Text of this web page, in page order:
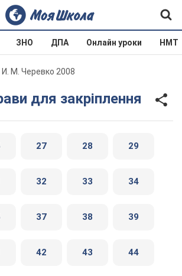
ЗНО ДПА Онлайн уроки НМТ
И. М. Черевко 2008
для закріплення
27 28 29
32 33 34
37 38 39
42 43 44